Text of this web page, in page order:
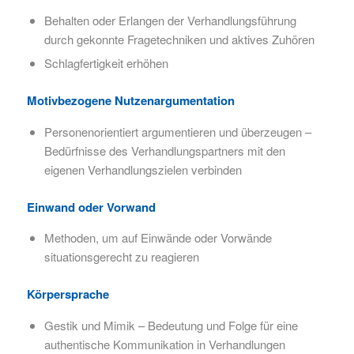
Behalten oder Erlangen der Verhandlungsführung
durch gekonnte Fragetechniken und aktives Zuhören
Schlagfertigkeit erhöhen
Motivbezogene Nutzenargumentation
Personenorientiert argumentieren und überzeugen –
Bedürfnisse des Verhandlungspartners mit den
eigenen Verhandlungszielen verbinden
Einwand oder Vorwand
Methoden, um auf Einwände oder Vorwände
situationsgerecht zu reagieren
Körpersprache
Gestik und Mimik – Bedeutung und Folge für eine
authentische Kommunikation in Verhandlungen